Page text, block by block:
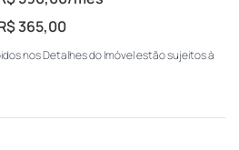
365,00
nos Detalhes do Imóvel estão sujeitos à